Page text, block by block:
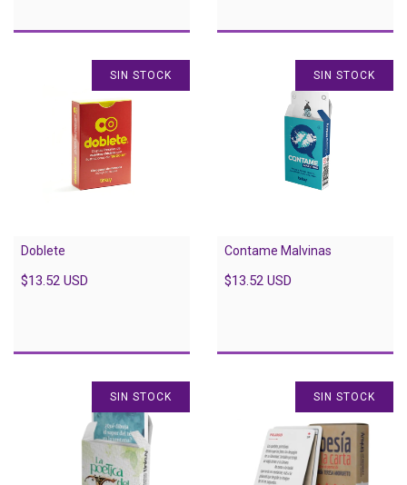
SIN STOCK
Doblete
$13.52 USD
SIN STOCK
Contame Malvinas
$13.52 USD
SIN STOCK SIN STOCK